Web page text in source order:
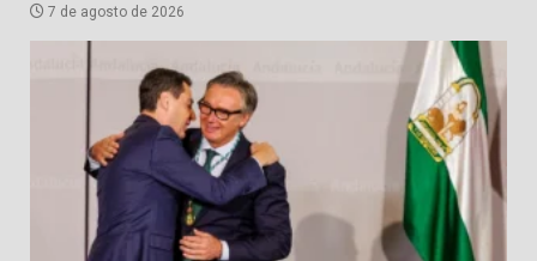
7 de agosto de 2026